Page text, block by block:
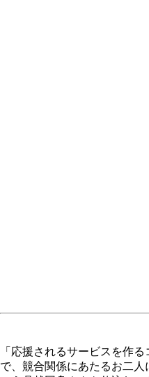
「応援されるサービスを作
で、競合関係にあたるお二